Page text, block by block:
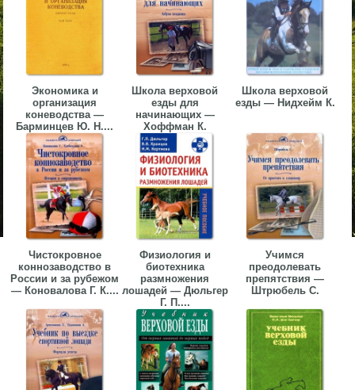
Экономика и
организация
коневодства —
Барминцев Ю. Н....
Школа верховой
езды для
начинающих —
Хоффман К.
Школа верховой
езды — Нидхейм К.
Чистокровное
коннозаводство в
России и за рубежом
— Коновалова Г. К....
Физиология и
биотехника
размножения
лошадей — Дюльгер
Г. П....
Учимся
преодолевать
препятствия —
Штрюбель С.